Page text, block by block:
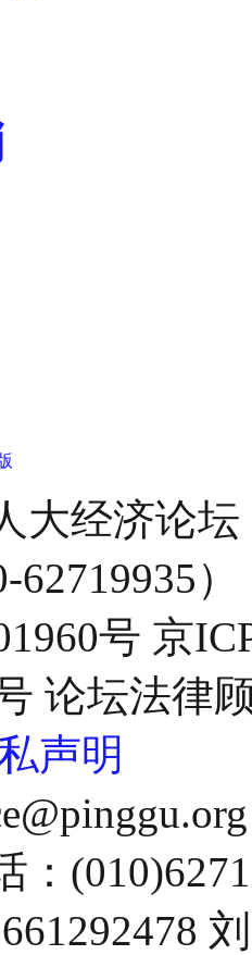
大经济论
）
号 京
论坛法律
声明
：